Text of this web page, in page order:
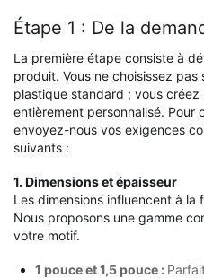
Étape 1 : De la
La première étape consiste à
produit. Vous ne choisissez
plastique standard ; vous créez
entièrement personnalisé. Pour
envoyez-nous vos exigences
suivants :
1. Dimensions et épaisseur
Les dimensions influencent à
Nous proposons une gamme
votre motif.
1 pouce et 1,5 pouce :